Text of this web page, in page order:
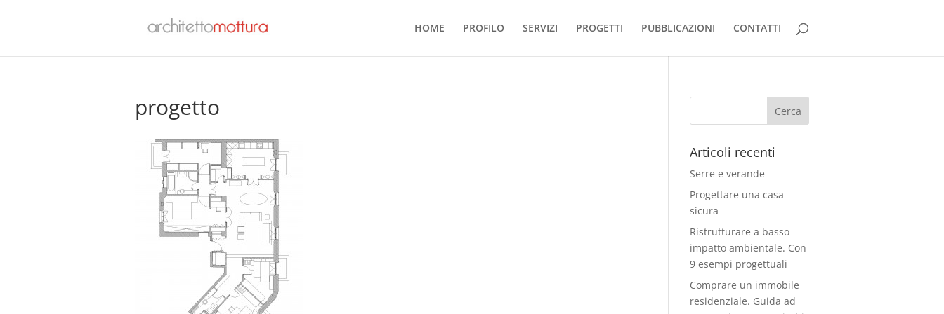
HOME PROFILO SERVIZI PROGETTI PUBBLICAZIONI CONTATTI
progetto
Articoli recenti
Serre e verande
Progettare una casa
sicura
Ristrutturare a basso
impatto ambientale. Con
9 esempi progettuali
Comprare un immobile
residenziale. Guida ad